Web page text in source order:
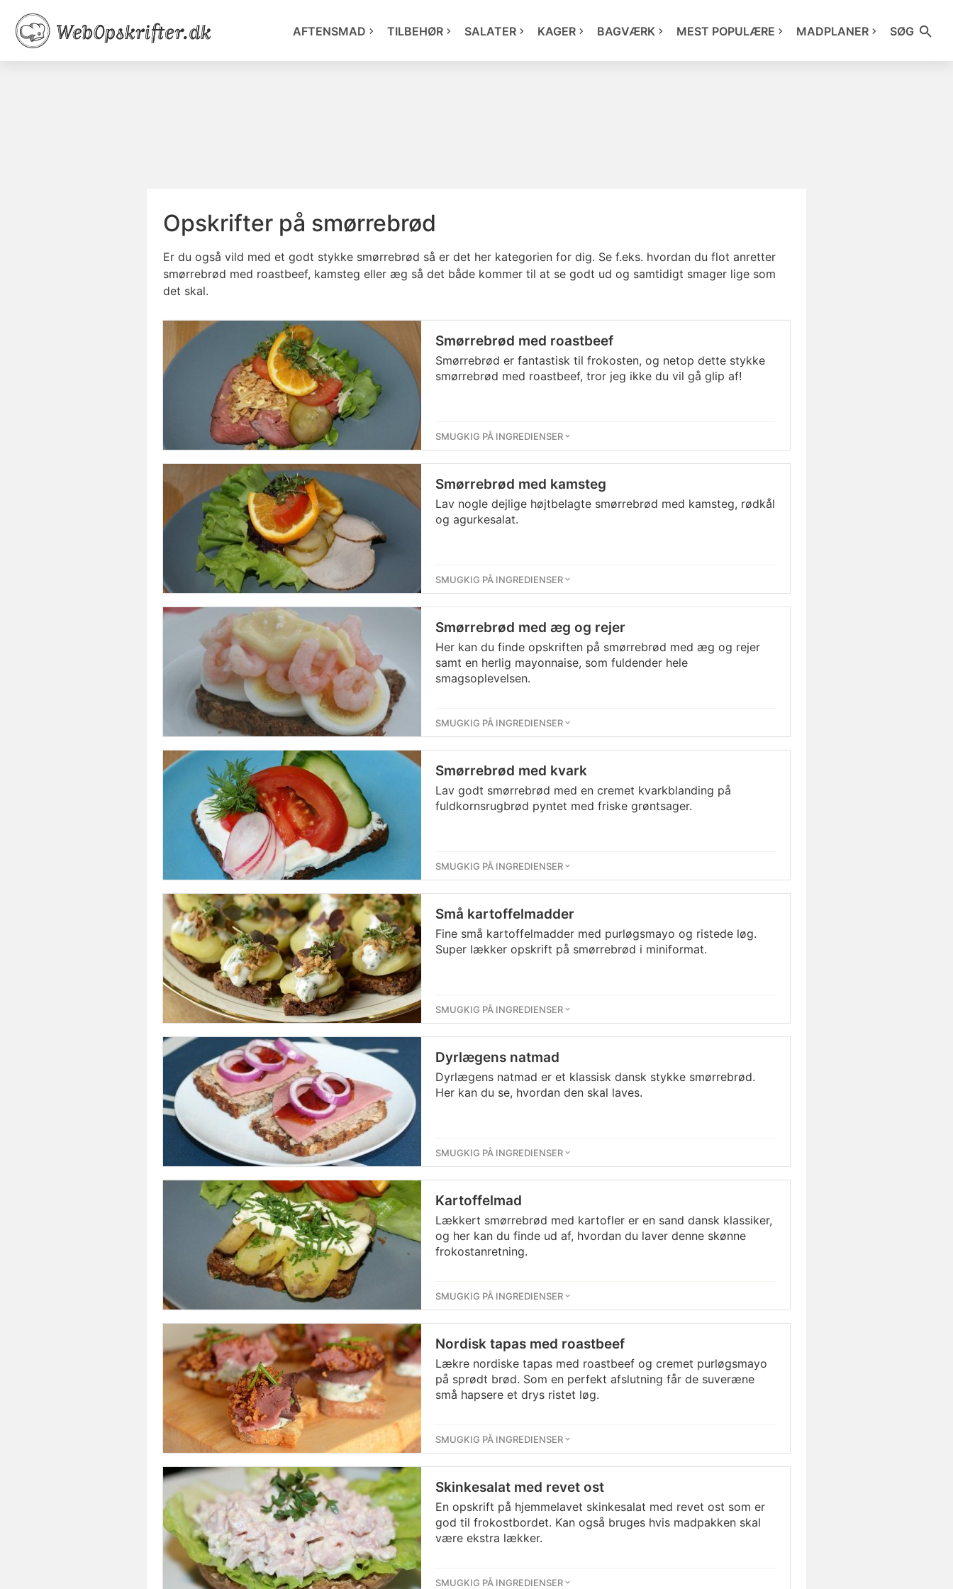
AFTENSMAD TILBEHØR SALATER KAGER BAGVÆRK MEST POPULÆRE MADPLANER SØG
Opskrifter på smørrebrød
Er du også vild med et godt stykke smørrebrød så er det her kategorien for dig. Se f.eks. hvordan du flot anretter
smørrebrød med roastbeef, kamsteg eller æg så det både kommer til at se godt ud og samtidigt smager lige som
det skal.
Smørrebrød med roastbeef
Smørrebrød er fantastisk til frokosten, og netop dette stykke
smørrebrød med roastbeef, tror jeg ikke du vil gå glip af!
SMUGKIG PÅ INGREDIENSER
Smørrebrød med kamsteg
Lav nogle dejlige højtbelagte smørrebrød med kamsteg, rødkål
og agurkesalat.
SMUGKIG PÅ INGREDIENSER
Smørrebrød med æg og rejer
Her kan du finde opskriften på smørrebrød med æg og rejer
samt en herlig mayonnaise, som fuldender hele
smagsoplevelsen.
SMUGKIG PÅ INGREDIENSER
Smørrebrød med kvark
Lav godt smørrebrød med en cremet kvarkblanding på
fuldkornsrugbrød pyntet med friske grøntsager.
SMUGKIG PÅ INGREDIENSER
Små kartoffelmadder
Fine små kartoffelmadder med purløgsmayo og ristede løg.
Super lækker opskrift på smørrebrød i miniformat.
SMUGKIG PÅ INGREDIENSER
Dyrlægens natmad
Dyrlægens natmad er et klassisk dansk stykke smørrebrød.
Her kan du se, hvordan den skal laves.
SMUGKIG PÅ INGREDIENSER
Kartoffelmad
Lækkert smørrebrød med kartofler er en sand dansk klassiker,
og her kan du finde ud af, hvordan du laver denne skønne
frokostanretning.
SMUGKIG PÅ INGREDIENSER
Nordisk tapas med roastbeef
Lækre nordiske tapas med roastbeef og cremet purløgsmayo
på sprødt brød. Som en perfekt afslutning får de suveræne
små hapsere et drys ristet løg.
SMUGKIG PÅ INGREDIENSER
Skinkesalat med revet ost
En opskrift på hjemmelavet skinkesalat med revet ost som er
god til frokostbordet. Kan også bruges hvis madpakken skal
være ekstra lækker.
SMUGKIG PÅ INGREDIENSER